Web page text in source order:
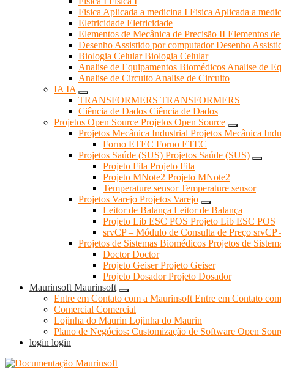
Fisica Aplicada a medicina I Fisica Aplicada a
Eletricidade Eletricidade
Elementos de Mecânica de Precisão II Elementos
Desenho Assistido por computador Desenho
Biologia Celular Biologia Celular
Analise de Equipamentos Biomédicos Analise de
Analise de Circuito Analise de Circuito
IA IA
TRANSFORMERS TRANSFORMERS
Ciência de Dados Ciência de Dados
Projetos Open Source Projetos Open Source
Projetos Mecânica Industrial Projetos Mecânica
Forno ETEC Forno ETEC
Projetos Saúde (SUS) Projetos Saúde (SUS)
Projeto Fila Projeto Fila
Projeto MNote2 Projeto MNote2
Temperature sensor Temperature sensor
Projetos Varejo Projetos Varejo
Leitor de Balança Leitor de Balança
Projeto Lib ESC POS Projeto Lib ESC POS
srvCP – Módulo de Consulta de Preço srvCP
Projetos de Sistemas Biomédicos Projetos de
Doctor Doctor
Projeto Geiser Projeto Geiser
Projeto Dosador Projeto Dosador
Maurinsoft Maurinsoft
Entre em Contato com a Maurinsoft Entre em Contato
Comercial Comercial
Lojinha do Maurin Lojinha do Maurin
Plano de Negócios: Customização de Software Open
login login